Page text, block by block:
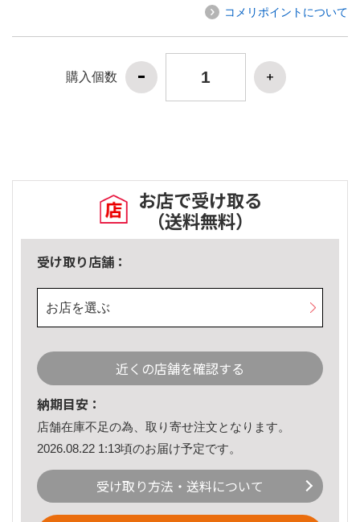
コメリポイントについて
購入個数
お店で受け取る
（送料無料）
受け取り店舗：
お店を選ぶ
近くの店舗を確認する
納期目安：
店舗在庫不足の為、取り寄せ注文となります。
2026.08.22 1:13頃のお届け予定です。
受け取り方法・送料について